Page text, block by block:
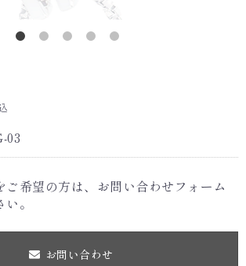
03
希望の方は、お問い合わせフォーム
。
お問い合わせ